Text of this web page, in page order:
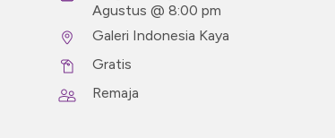
Agustus @ 8:00 pm
Galeri Indonesia Kaya
Gratis
Remaja